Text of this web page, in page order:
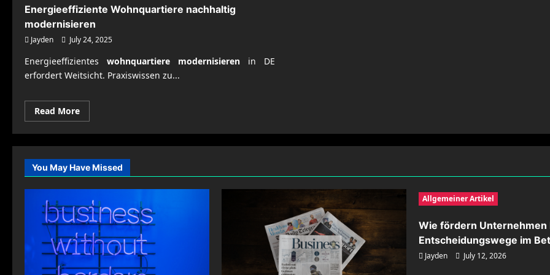
Energieeffiziente Wohnquartiere nachhaltig
modernisieren
Jayden July 24, 2025
Energieeffizientes wohnquartiere modernisieren in DE
erfordert Weitsicht. Praxiswissen zu...
Read MoreRead
more
Energieeffiziente
Wohnquartiere
modernisieren
You May Have Missed
Allgemeiner Artikel
Wie fördern Unternehmen
Entscheidungswege im
Jayden July 12, 2026